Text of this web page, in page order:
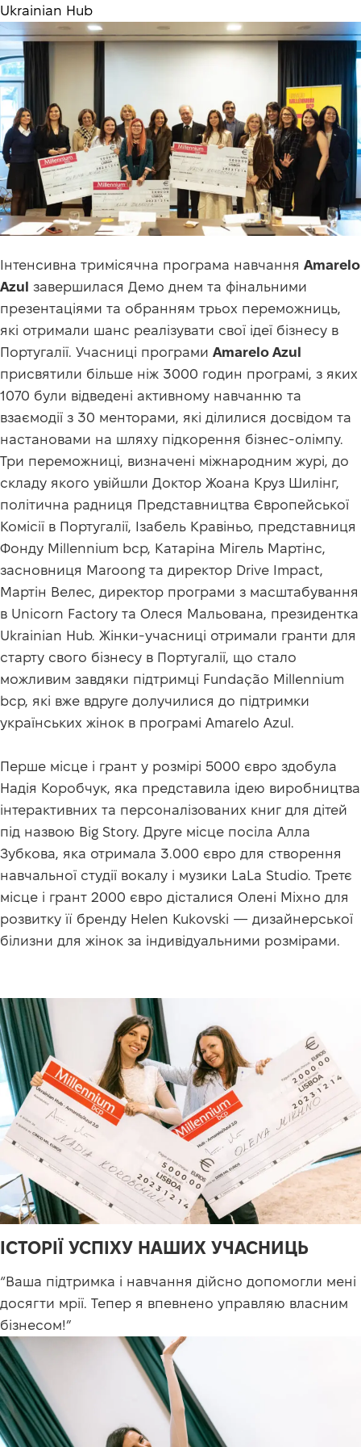
Ukrainian Hub
Інтенсивна тримісячна програма навчання Amarelo
Azul
завершилася Демо днем та фінальними
презентаціями та обранням трьох переможниць,
які отримали шанс реалізувати свої ідеї бізнесу в
Португалії. Учасниці програми Amarelo Azul
присвятили більше ніж 3000 годин програмі, з яких
1070 були відведені активному навчанню та
взаємодії з 30 менторами, які ділилися досвідом та
настановами на шляху підкорення бізнес-олімпу.
Три переможниці, визначені міжнародним журі, до
складу якого увійшли Доктор Жоана Круз Шилінг,
політична радниця Представництва Європейської
Комісії в Португалії, Ізабель Кравіньо, представниця
Фонду Millennium bcp, Катаріна Мігель Мартінс,
засновниця Maroong та директор Drive Impact,
Мартін Велес, директор програми з масштабування
в Unicorn Factory та Олеся Мальована, президентка
Ukrainian Hub. Жінки-учасниці отримали гранти для
старту свого бізнесу в Португалії, що стало
можливим завдяки підтримці Fundação Millennium
bcp, які вже вдруге долучилися до підтримки
українських жінок в програмі Amarelo Azul.
Перше місце і грант у розмірі 5000 євро здобула
Надія Коробчук, яка представила ідею виробництва
інтерактивних та персоналізованих книг для дітей
під назвою Big Story. Друге місце посіла Алла
Зубкова, яка отримала 3.000 євро для створення
навчальної студії вокалу і музики LaLa Studio. Третє
місце і грант 2000 євро дісталися Олені Міхно для
розвитку її бренду Helen Kukovski — дизайнерської
білизни для жінок за індивідуальними розмірами.
ІСТОРІЇ УСПІХУ НАШИХ УЧАСНИЦЬ
“Ваша підтримка і навчання дійсно допомогли мені
досягти мрії. Тепер я впевнено управляю власним
бізнесом!”